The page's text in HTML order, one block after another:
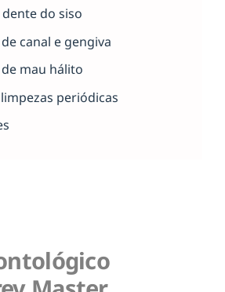
do siso
canal e gengiva
mau hálito
periódicas